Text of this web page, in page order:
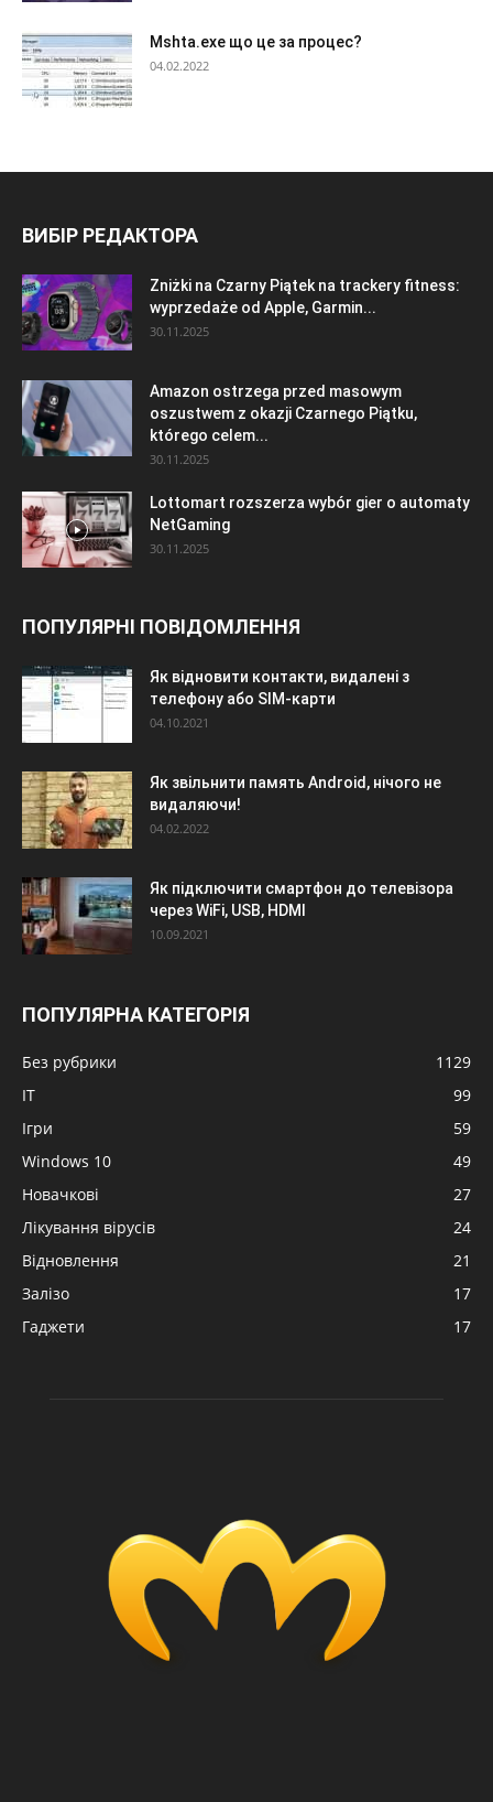
Mshta.exe що це за процес?
04.02.2022
ВИБІР РЕДАКТОРА
Zniżki na Czarny Piątek na trackery fitness:
wyprzedaże od Apple, Garmin...
30.11.2025
Amazon ostrzega przed masowym
oszustwem z okazji Czarnego Piątku,
którego celem...
30.11.2025
Lottomart rozszerza wybór gier o automaty
NetGaming
30.11.2025
ПОПУЛЯРНІ ПОВІДОМЛЕННЯ
Як відновити контакти, видалені з
телефону або SIM-карти
04.10.2021
Як звільнити память Android, нічого не
видаляючи!
04.02.2022
Як підключити смартфон до телевізора
через WiFi, USB, HDMI
10.09.2021
ПОПУЛЯРНА КАТЕГОРІЯ
Без рубрики
1129
IT
99
Ігри
59
Windows 10
49
Новачкові
27
Лікування вірусів
24
Відновлення
21
Залізо
17
Гаджети
17